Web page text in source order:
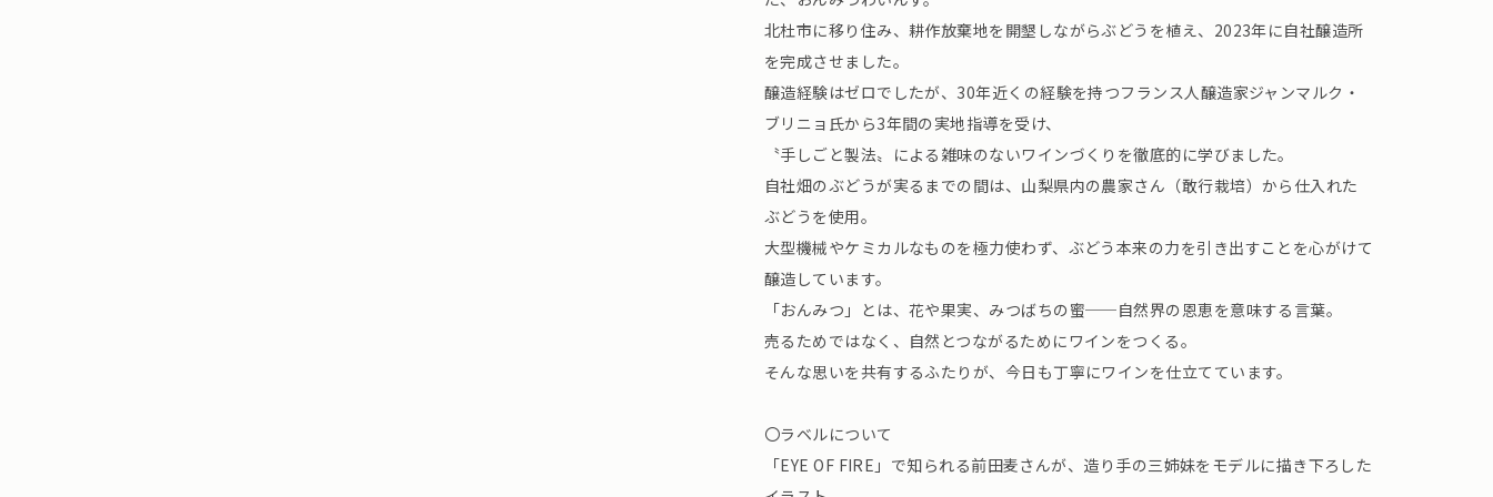
北杜市に移り住み、耕作放棄地を開墾しながらぶどうを植え、2023年に自社醸造所
を完成させました。
醸造経験はゼロでしたが、30年近くの経験を持つフランス人醸造家ジャンマルク・
ブリニョ氏から3年間の実地指導を受け、
〝手しごと製法〟による雑味のないワインづくりを徹底的に学びました。
自社畑のぶどうが実るまでの間は、山梨県内の農家さん（敢行栽培）から仕入れた
ぶどうを使用。
大型機械やケミカルなものを極力使わず、ぶどう本来の力を引き出すことを心がけて
醸造しています。
「おんみつ」とは、花や果実、みつばちの蜜──自然界の恩恵を意味する言葉。
売るためではなく、自然とつながるためにワインをつくる。
そんな思いを共有するふたりが、今日も丁寧にワインを仕立てています。
〇ラベルについて
「EYE OF FIRE」で知られる前田麦さんが、造り手の三姉妹をモデルに描き下ろした